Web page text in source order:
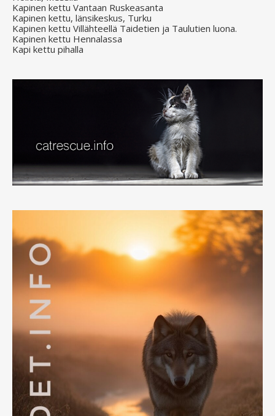
Kapinen kettu Vantaan Ruskeasanta
Kapinen kettu, länsikeskus, Turku
Kapinen kettu Villähteellä Taidetien ja Taulutien luona.
Kapinen kettu Hennalassa
Kapi kettu pihalla